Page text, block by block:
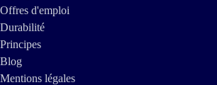
Offres d'emploi
Durabilité
Principes
Blog
Mentions légales